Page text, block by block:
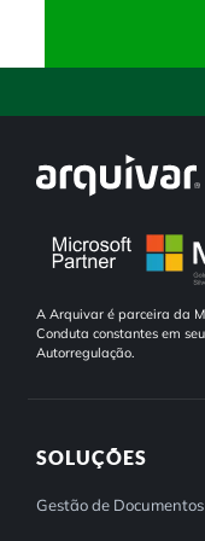
A Arquivar é parceira da
Conduta constantes em
Autorregulação.
SOLUÇÕES
Gestão de Documentos